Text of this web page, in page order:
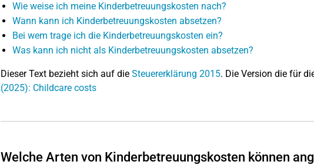
Wie weise ich meine Kinderbetreuungskosten nach?
Wann kann ich Kinderbetreuungskosten absetzen?
Bei wem trage ich die Kinderbetreuungskosten ein?
Was kann ich nicht als Kinderbetreuungskosten absetzen?
Dieser Text bezieht sich auf die Steuererklärung 2015. Die Version die für
(2025): Childcare costs
Welche Arten von Kinderbetreuungskosten können